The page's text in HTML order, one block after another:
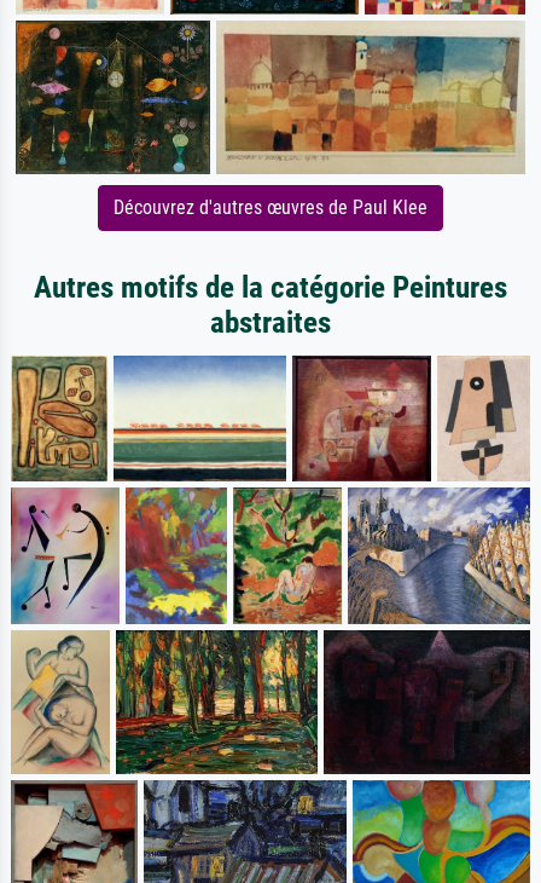
Découvrez d'autres œuvres de Paul Klee
Autres motifs de la catégorie Peintures
abstraites